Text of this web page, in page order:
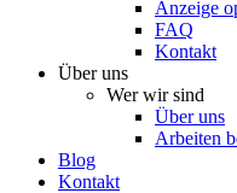
Anzeige
FAQ
Kontakt
Über uns
Wer wir sind
Über uns
Arbeiten
Blog
Kontakt